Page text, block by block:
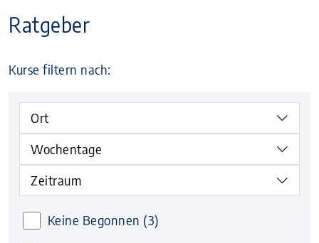
Ratgeber
Kurse filtern nach:
Ort
Wochentage
Zeitraum
Keine Begonnen (3)